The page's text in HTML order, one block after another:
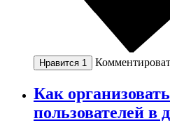
Нравится 1
Как
пользователей в